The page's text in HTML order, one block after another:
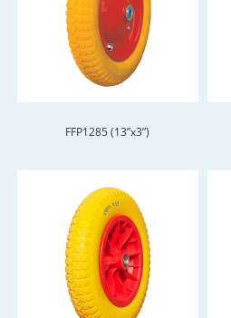
FFP1285 (13”x3”)